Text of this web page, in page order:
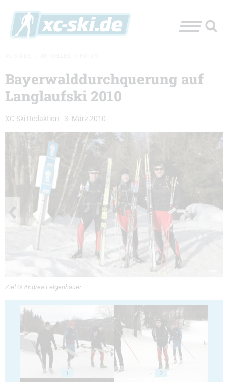
Bayerwalddurchquerung auf
Langlaufski 2010
XC-Ski Redaktion - 3. März 2010
Ziel © Andrea Felgenhauer
1 2